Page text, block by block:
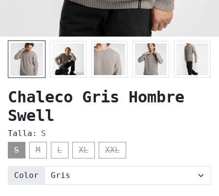
Chaleco Gris Hombre
Swell
Talla:
S
S
M L XL XXL
Color